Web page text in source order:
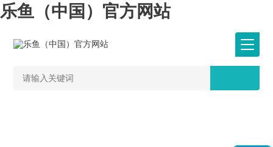
乐鱼（中国）官方网站